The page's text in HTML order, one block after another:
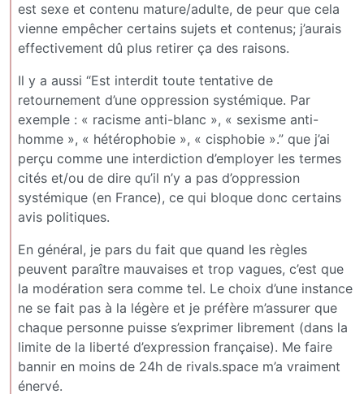
est sexe et contenu mature/adulte, de peur que cela
vienne empêcher certains sujets et contenus; j’aurais
effectivement dû plus retirer ça des raisons.
Il y a aussi “Est interdit toute tentative de
retournement d’une oppression systémique. Par
exemple : « racisme anti-blanc », « sexisme anti-
homme », « hétérophobie », « cisphobie ».” que j’ai
perçu comme une interdiction d’employer les termes
cités et/ou de dire qu’il n’y a pas d’oppression
systémique (en France), ce qui bloque donc certains
avis politiques.
En général, je pars du fait que quand les règles
peuvent paraître mauvaises et trop vagues, c’est que
la modération sera comme tel. Le choix d’une instance
ne se fait pas à la légère et je préfère m’assurer que
chaque personne puisse s’exprimer librement (dans la
limite de la liberté d’expression française). Me faire
bannir en moins de 24h de rivals.space m’a vraiment
énervé.